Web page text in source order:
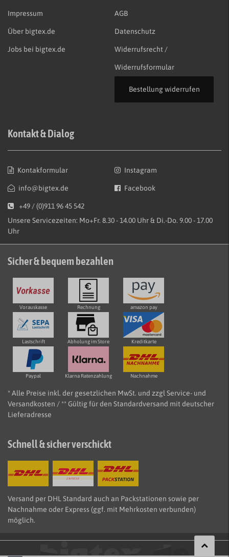
Impressum
Über bigtex.de
Jobs bei bigtex.de
AGB
Datenschutz
Widerrufsrecht /
Widerrufsformular
Bestellung widerrufen
Kontakt & Dialog
Kontakformular
info@bigtex.de
Instagram
Facebook
+49 / (0)911 96 45 542
Unsere Servicezeiten: Mo+Fr. 8.30 - 14.00 Uhr & Di.-Do. 9.00 - 17.00
Uhr
Sicher & bequem bezahlen
Vorauskasse Rechnung amazon pay
Lastschrift Abholung im Store Kreditkarte
Paypal Klarna Ratenzahlung Nachnahme
* Alle Preise inkl. der gesetzlichen MwSt. und zzgl Service- und
Versandkosten / ** Gültig für den Standardversand mit deutscher
Lieferadresse
Schnell & sicher verschickt
Versand per DHL Standard auch an Packstationen sowie per
Nachnahme oder Express (ggf. mit Mehrkosten verbunden)
möglich.